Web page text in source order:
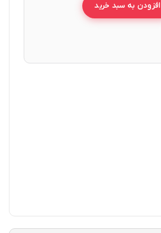
افزودن به سبد خرید